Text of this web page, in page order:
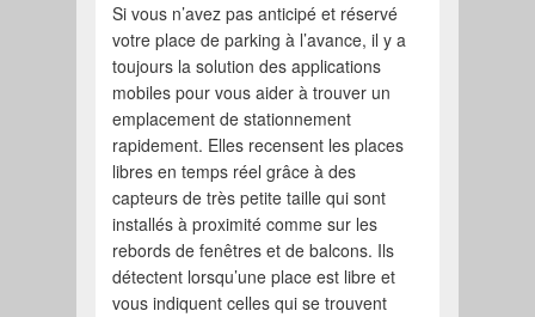
Si vous n’avez pas anticipé et réservé
votre place de parking à l’avance, il y a
toujours la solution des applications
mobiles pour vous aider à trouver un
emplacement de stationnement
rapidement. Elles recensent les places
libres en temps réel grâce à des
capteurs de très petite taille qui sont
installés à proximité comme sur les
rebords de fenêtres et de balcons. Ils
détectent lorsqu’une place est libre et
vous indiquent celles qui se trouvent